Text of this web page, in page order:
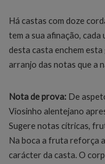
Há castas com doze
tem a sua afinação,
desta casta enchem
arranjo das notas que a
Nota de prova: De
Viosinho alentejano
Sugere notas cítricas,
Na boca a fruta reforça
carácter da casta. O